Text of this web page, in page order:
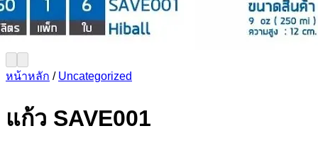
หน้าหลัก / Uncategorized
แก้ว SAVE001